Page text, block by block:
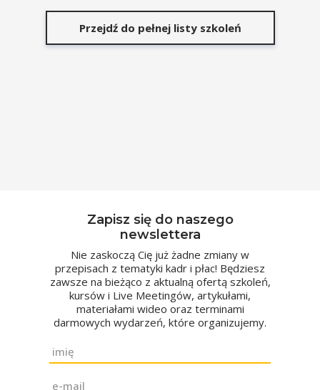
Przejdź do pełnej listy szkoleń
Zapisz się do naszego
newslettera
Nie zaskoczą Cię już żadne zmiany w
przepisach z tematyki kadr i płac! Będziesz
zawsze na bieżąco z aktualną ofertą szkoleń,
kursów i Live Meetingów, artykułami,
materiałami wideo oraz terminami
darmowych wydarzeń, które organizujemy.
Imię
*
Email